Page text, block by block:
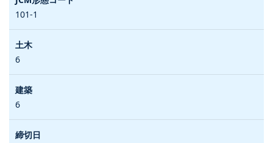
101-1
6
6